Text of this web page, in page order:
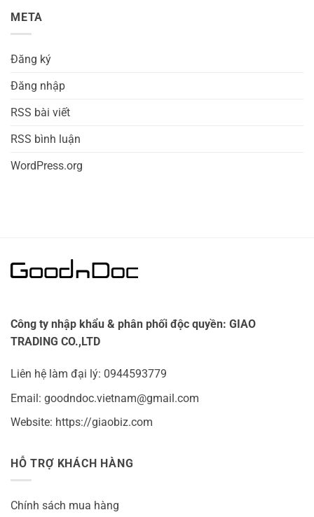
META
Đăng ký
Đăng nhập
RSS bài viết
RSS bình luận
WordPress.org
Công ty nhập khẩu & phân phối độc quyền: GIAO
TRADING CO.,LTD
Liên hệ làm đại lý: 0944593779
Email: goodndoc.vietnam@gmail.com
Website: https://giaobiz.com
HỖ TRỢ KHÁCH HÀNG
Chính sách mua hàng